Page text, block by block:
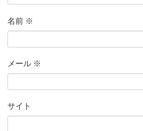
名前 ※
メール ※
サイト